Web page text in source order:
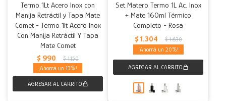
Termo 1Lt Acero Inox con
Manija Retráctil y Tapa Mate
Comet - Termo 1lt Acero Inox
Con Manija Retráctil Y Tapa
Mate Comet
$ 990 $ 1.150
13
Set Matero Termo 1L Ac. Inox
+ Mate 160ml Térmico
Completo - Rosa
$ 1.304 $ 1.630
20